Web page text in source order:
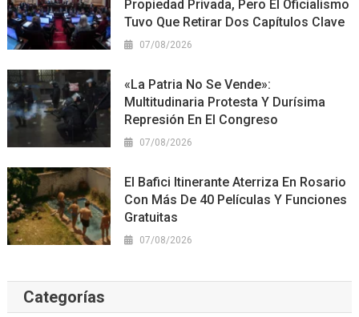
Propiedad Privada, Pero El Oficialismo
Tuvo Que Retirar Dos Capítulos Clave
07/08/2026
«La Patria No Se Vende»:
Multitudinaria Protesta Y Durísima
Represión En El Congreso
07/08/2026
El Bafici Itinerante Aterriza En Rosario
Con Más De 40 Películas Y Funciones
Gratuitas
07/08/2026
Categorías